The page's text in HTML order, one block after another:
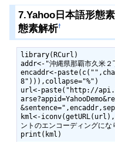
7.Yahoo日本語形態
態素解析†
library(RCurl)
addr<-"沖縄県那覇市久米２
encaddr<-
8"))),collapse="%")
url<-paste("http://
kml<-
ントのエンコーディングにな
print(kml)